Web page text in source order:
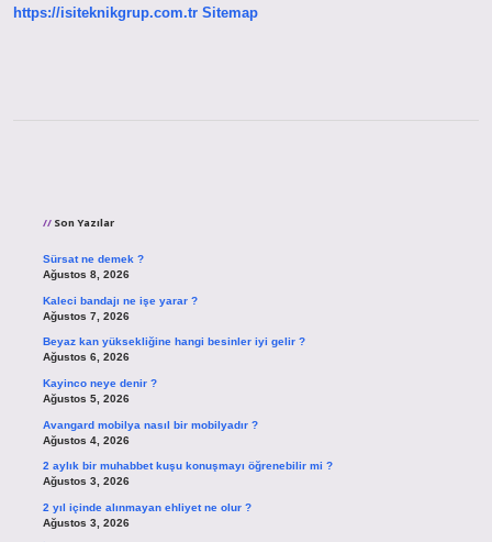
https://isiteknikgrup.com.tr Sitemap
Son Yazılar
Sürsat ne demek ?
Ağustos 8, 2026
Kaleci bandajı ne işe yarar ?
Ağustos 7, 2026
Beyaz kan yüksekliğine hangi besinler iyi gelir ?
Ağustos 6, 2026
Kayinco neye denir ?
Ağustos 5, 2026
Avangard mobilya nasıl bir mobilyadır ?
Ağustos 4, 2026
2 aylık bir muhabbet kuşu konuşmayı öğrenebilir mi ?
Ağustos 3, 2026
2 yıl içinde alınmayan ehliyet ne olur ?
Ağustos 3, 2026